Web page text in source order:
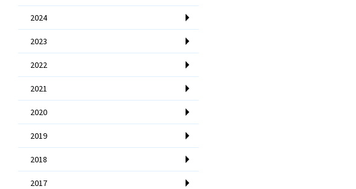
2024
2023
2022
2021
2020
2019
2018
2017